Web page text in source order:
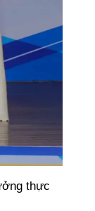
thực